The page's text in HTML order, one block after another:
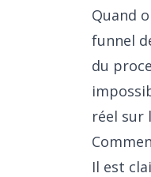
Quand
funnel
du
réel sur
Il est